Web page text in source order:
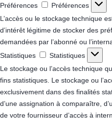
Préférences
Préférences
L’accès ou le stockage technique
d’intérêt légitime de stocker des
demandées par l’abonné ou
Statistiques
Statistiques
Le stockage ou l’accès technique
fins statistiques. Le stockage ou
exclusivement dans des finalités
d’une assignation à comparaître,
de votre fournisseur d’accès à